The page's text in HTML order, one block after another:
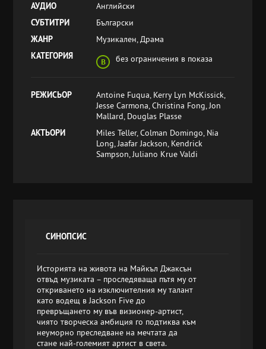
АУДИО
Английски
СУБТИТРИ
Български
ЖАНР
Музикален, Драма
КАТЕГОРИЯ
без ограничения в показа
РЕЖИСЬОР
Antoine Fuqua, Kerry Lyn McKissick,
Jesse Carmona, Christina Fong, Jon
Mallard, Douglas Plasse
АКТЬОРИ
Miles Teller, Colman Domingo, Nia
Long, Jaafar Jackson, Kendrick
Sampson, Juliano Krue Valdi
СИНОПСИС
Историята на живота на Майкъл Джаксън
отвъд музиката – проследяваща пътя му от
откриването на изключителния му талант
като водещ в Jackson Five до
превръщането му във визионер-артист,
чиято творческа амбиция го подтиква към
неуморно преследване на мечтата да
стане най-големият артист в света.